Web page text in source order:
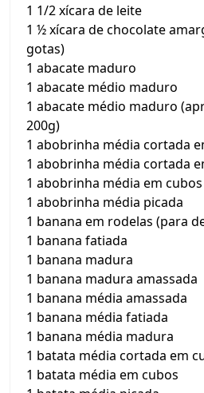
1 1/2 xícara de leite
1 ½ xícara de chocolate
gotas)
1 abacate maduro
1 abacate médio maduro
1 abacate médio maduro
200g)
1 abobrinha média cortada
1 abobrinha média cortada
1 abobrinha média em cubos
1 abobrinha média picada
1 banana em rodelas (para
1 banana fatiada
1 banana madura
1 banana madura amassada
1 banana média amassada
1 banana média fatiada
1 banana média madura
1 batata média cortada em
1 batata média em cubos